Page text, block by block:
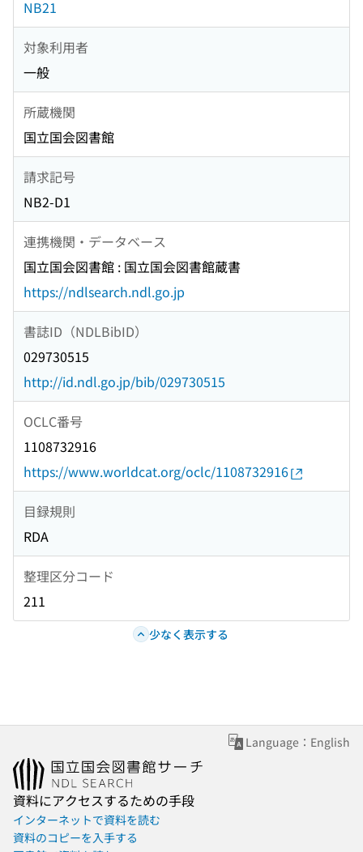
NB21
対象利用者
一般
所蔵機関
国立国会図書館
請求記号
NB2-D1
連携機関・データベース
国立国会図書館 : 国立国会図書館蔵書
https://ndlsearch.ndl.go.jp
書誌ID（NDLBibID）
029730515
http://id.ndl.go.jp/bib/029730515
OCLC番号
1108732916
https://www.worldcat.org/oclc/1108732916
目録規則
RDA
整理区分コード
211
少なく表示する
Language：English
資料にアクセスするための手段
インターネットで資料を読む
資料のコピーを入手する